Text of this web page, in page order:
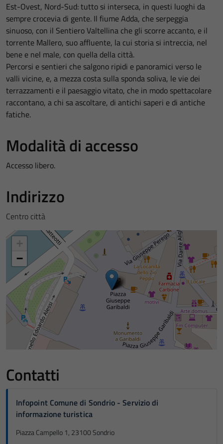
Est-Ovest, Nord-Sud: tutto si interseca, in questi luoghi da
sempre crocevia di gente. Il fiume Adda, che serpeggia
sinuoso, con il Sentiero Valtellina che gli scorre accanto, e il
torrente Mallero, suo affluente, la cui storia si intreccia, nel
bene e nel male, con quella della città.
Percorsi e sentieri che salgono ripidi e panoramici verso le
valli vicine, e, a mezza costa sulla sponda soliva, le vie dei
terrazzamenti e il paesaggio vitato, che in modo spettacolare
raccontano, a chi sa ascoltare, di antichi saperi e di antiche
fatiche.
Modalità di accesso
Accesso libero.
Indirizzo
Centro città
−
Contatti
Infopoint Comune di Sondrio - Servizio di
informazione turistica
Piazza Campello 1, 23100 Sondrio